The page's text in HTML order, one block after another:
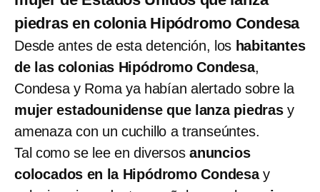
piedras en colonia Hipódromo Condesa
Desde antes de esta detención, los habitantes
de las colonias Hipódromo Condesa,
Condesa y Roma ya habían alertado sobre la
mujer estadounidense que lanza piedrasy
amenaza con un cuchillo a transeúntes.
Tal como se lee en diversos anuncios
colocados en la Hipódromo Condesay